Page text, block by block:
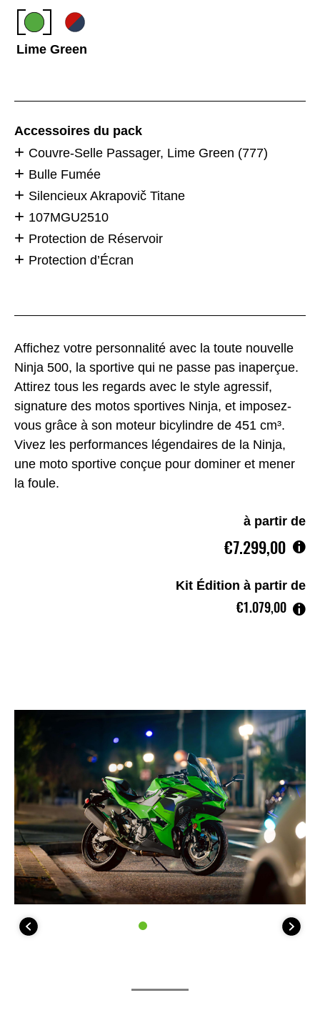
Affichez votre personnalité avec la toute nouvelle
Ninja 500, la sportive qui ne passe pas inaperçue.
Attirez tous les regards avec le style agressif,
signature des motos sportives Ninja, et imposez-
vous grâce à son moteur bicylindre de 451 cm³.
Vivez les performances légendaires de la Ninja,
une moto sportive conçue pour dominer et mener
la foule.
à partir de
€7.299,00
Kit Édition à partir de
€1.079,00
Lime Green
Accessoires du pack
Couvre-Selle Passager, Lime Green (777)
Bulle Fumée
Silencieux Akrapovič Titane
107MGU2510
Protection de Réservoir
Protection d’Écran